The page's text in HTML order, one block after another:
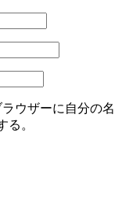
ウザーに自分の名
る。